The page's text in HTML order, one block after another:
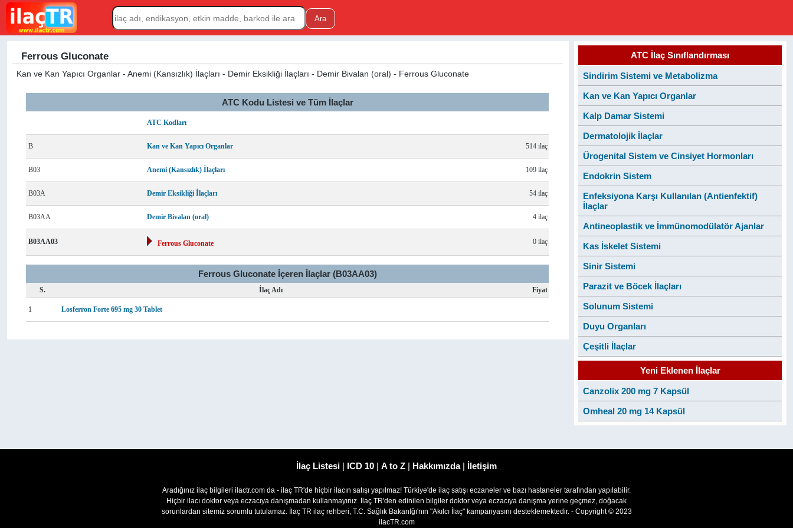
Ferrous Gluconate
Kan ve Kan Yapıcı Organlar - Anemi (Kansızlık) İlaçları - Demir Eksikliği İlaçları - Demir Bivalan (oral) - Ferrous Gluconate
ATC Kodu Listesi ve Tüm İlaçlar
ATC Kodları
B Kan ve Kan Yapıcı Organlar 514 ilaç
B03 Anemi (Kansızlık) İlaçları 109 ilaç
B03A Demir Eksikliği İlaçları 54 ilaç
B03AA Demir Bivalan (oral) 4 ilaç
B03AA03 Ferrous Gluconate 0 ilaç
Ferrous Gluconate İçeren İlaçlar (B03AA03)
S. İlaç Adı Fiyat
1 Losferron Forte 695 mg 30 Tablet
ATC İlaç Sınıflandırması
Sindirim Sistemi ve Metabolizma
Kan ve Kan Yapıcı Organlar
Kalp Damar Sistemi
Dermatolojik İlaçlar
Ürogenital Sistem ve Cinsiyet Hormonları
Endokrin Sistem
Enfeksiyona Karşı Kullanılan (Antienfektif)
İlaçlar
Antineoplastik ve İmmünomodülatör Ajanlar
Kas İskelet Sistemi
Sinir Sistemi
Parazit ve Böcek İlaçları
Solunum Sistemi
Duyu Organları
Çeşitli İlaçlar
Yeni Eklenen İlaçlar
Canzolix 200 mg 7 Kapsül
Omheal 20 mg 14 Kapsül
İlaç Listesi | ICD 10 | A to Z | Hakkımızda| İletişim
Aradığınız ilaç bilgileri ilactr.com da - ilaç TR'de hiçbir ilacın satışı yapılmaz! Türkiye'de ilaç satışı eczaneler ve bazı hastaneler tarafından yapılabilir.
Hiçbir ilacı doktor veya eczacıya danışmadan kullanmayınız. İlaç TR'den edinilen bilgiler doktor veya eczacıya danışma yerine geçmez, doğacak
sorunlardan sitemiz sorumlu tutulamaz. İlaç TR ilaç rehberi, T.C. Sağlık Bakanlğı'nın "Akılcı İlaç" kampanyasını desteklemektedir. - Copyright © 2023
ilacTR.com